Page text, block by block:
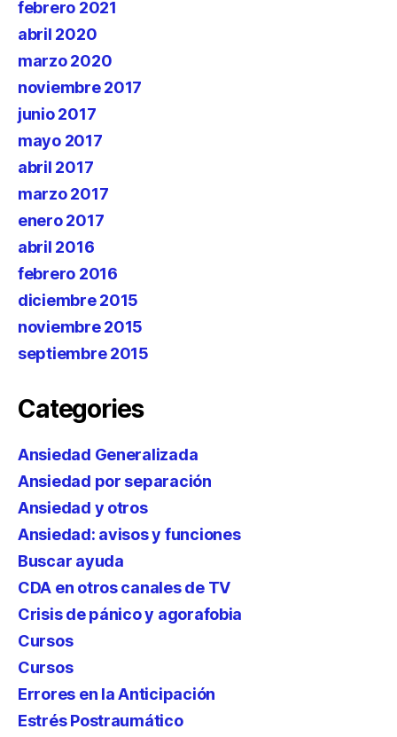
febrero 2021
abril 2020
marzo 2020
noviembre 2017
junio 2017
mayo 2017
abril 2017
marzo 2017
enero 2017
abril 2016
febrero 2016
diciembre 2015
noviembre 2015
septiembre 2015
Categories
Ansiedad Generalizada
Ansiedad por separación
Ansiedad y otros
Ansiedad: avisos y funciones
Buscar ayuda
CDA en otros canales de TV
Crisis de pánico y agorafobia
Cursos
Cursos
Errores en la Anticipación
Estrés Postraumático